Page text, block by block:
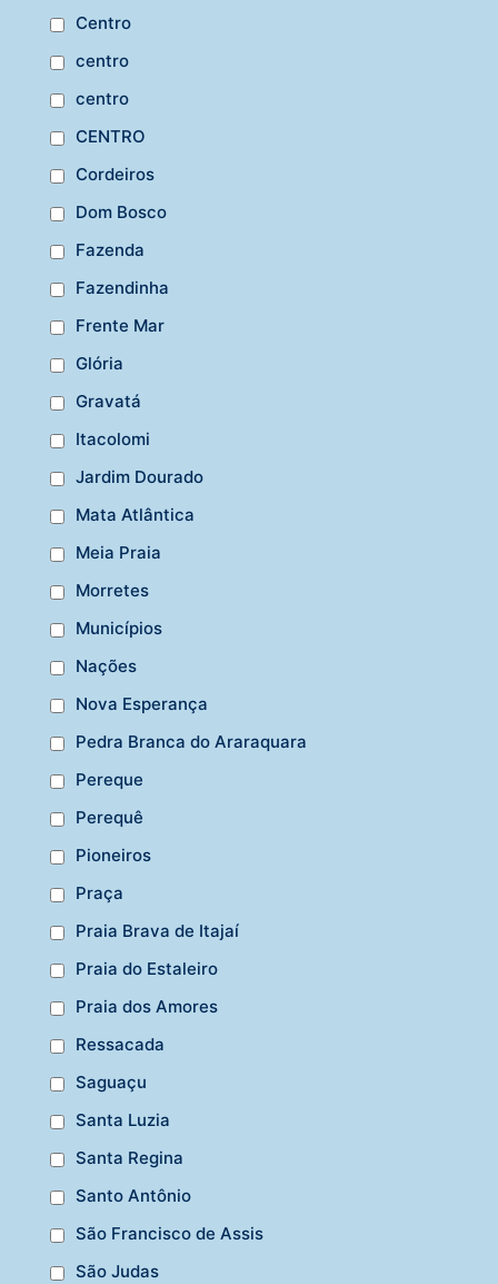
Centro
centro
centro
CENTRO
Cordeiros
Dom Bosco
Fazenda
Fazendinha
Frente Mar
Glória
Gravatá
Itacolomi
Jardim Dourado
Mata Atlântica
Meia Praia
Morretes
Municípios
Nações
Nova Esperança
Pedra Branca do Araraquara
Pereque
Perequê
Pioneiros
Praça
Praia Brava de Itajaí
Praia do Estaleiro
Praia dos Amores
Ressacada
Saguaçu
Santa Luzia
Santa Regina
Santo Antônio
São Francisco de Assis
São Judas